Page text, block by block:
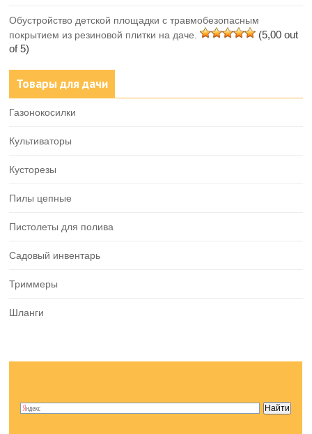
Обустройство детской площадки с травмобезопасным
покрытием из резиновой плитки на даче.
(5,00 out
of 5)
Товары для дачи
Газонокосилки
Культиваторы
Кусторезы
Пилы цепные
Пистолеты для полива
Садовый инвентарь
Триммеры
Шланги